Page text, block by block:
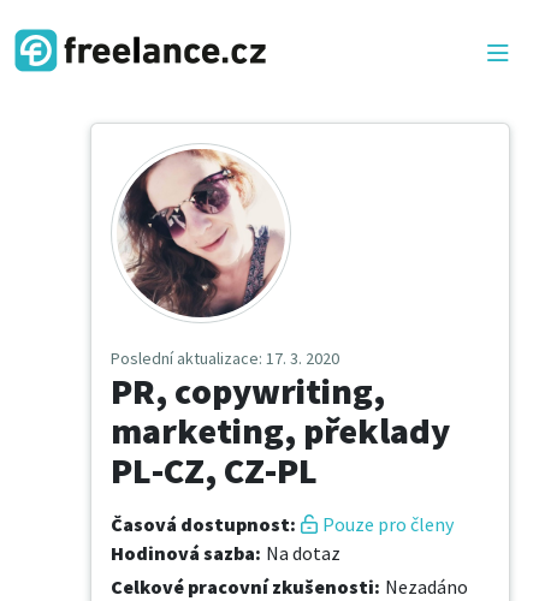
Poslední aktualizace: 17. 3. 2020
PR, copywriting,
marketing, překlady
PL-CZ, CZ-PL
Časová dostupnost:
Pouze pro členy
Hodinová sazba: Na dotaz
Celkové pracovní zkušenosti: Nezadáno